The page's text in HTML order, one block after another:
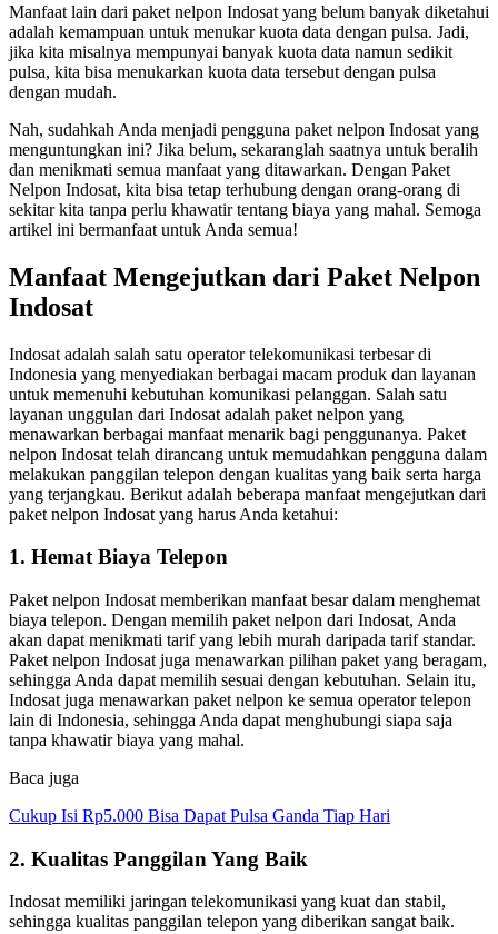
Manfaat lain dari paket nelpon Indosat yang belum banyak diketahui
adalah kemampuan untuk menukar kuota data dengan pulsa. Jadi,
jika kita misalnya mempunyai banyak kuota data namun sedikit
pulsa, kita bisa menukarkan kuota data tersebut dengan pulsa
dengan mudah.
Nah, sudahkah Anda menjadi pengguna paket nelpon Indosat yang
menguntungkan ini? Jika belum, sekaranglah saatnya untuk beralih
dan menikmati semua manfaat yang ditawarkan. Dengan Paket
Nelpon Indosat, kita bisa tetap terhubung dengan orang-orang di
sekitar kita tanpa perlu khawatir tentang biaya yang mahal. Semoga
artikel ini bermanfaat untuk Anda semua!
Manfaat Mengejutkan dari Paket Nelpon
Indosat
Indosat adalah salah satu operator telekomunikasi terbesar di
Indonesia yang menyediakan berbagai macam produk dan layanan
untuk memenuhi kebutuhan komunikasi pelanggan. Salah satu
layanan unggulan dari Indosat adalah paket nelpon yang
menawarkan berbagai manfaat menarik bagi penggunanya. Paket
nelpon Indosat telah dirancang untuk memudahkan pengguna dalam
melakukan panggilan telepon dengan kualitas yang baik serta harga
yang terjangkau. Berikut adalah beberapa manfaat mengejutkan dari
paket nelpon Indosat yang harus Anda ketahui:
1. Hemat Biaya Telepon
Paket nelpon Indosat memberikan manfaat besar dalam menghemat
biaya telepon. Dengan memilih paket nelpon dari Indosat, Anda
akan dapat menikmati tarif yang lebih murah daripada tarif standar.
Paket nelpon Indosat juga menawarkan pilihan paket yang beragam,
sehingga Anda dapat memilih sesuai dengan kebutuhan. Selain itu,
Indosat juga menawarkan paket nelpon ke semua operator telepon
lain di Indonesia, sehingga Anda dapat menghubungi siapa saja
tanpa khawatir biaya yang mahal.
Baca juga
Cukup Isi Rp5.000 Bisa Dapat Pulsa Ganda Tiap Hari
2. Kualitas Panggilan Yang Baik
Indosat memiliki jaringan telekomunikasi yang kuat dan stabil,
sehingga kualitas panggilan telepon yang diberikan sangat baik.